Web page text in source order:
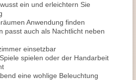
ein und erleichtern Sie
Anwendung finden
passt auch als Nachtlicht neben
einsetzbar
spielen oder der Handarbeit
eine wohlige Beleuchtung